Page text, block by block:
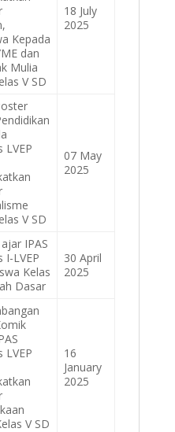
Kepada
dan
Mulia
V SD
18 July
2025
LVEP
V SD
07 May
2025
IPAS
I-LVEP
Kelas
Dasar
30 April
2025
LVEP
V SD
16
January
2025